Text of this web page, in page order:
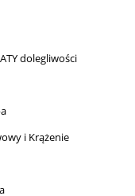
dolegliwości
i Krążenie